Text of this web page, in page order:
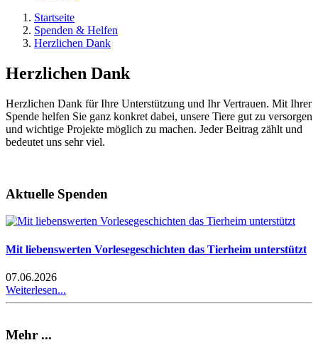
Startseite
Spenden & Helfen
Herzlichen Dank
Herzlichen Dank
Herzlichen Dank für Ihre Unterstützung und Ihr Vertrauen. Mit Ihrer
Spende helfen Sie ganz konkret dabei, unsere Tiere gut zu versorgen
und wichtige Projekte möglich zu machen. Jeder Beitrag zählt und
bedeutet uns sehr viel.
Aktuelle Spenden
Mit liebenswerten Vorlesegeschichten das Tierheim unterstützt
07.06.2026
Weiterlesen...
Mehr ...